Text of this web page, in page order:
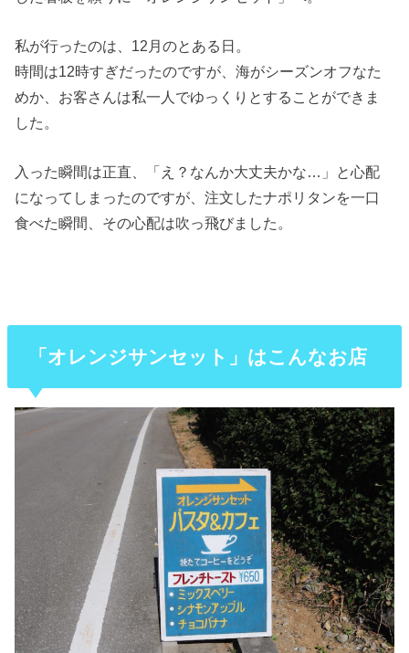
私が行ったのは、12月のとある日。
時間は12時すぎだったのですが、海がシーズンオフなた
めか、お客さんは私一人でゆっくりとすることができま
した。
入った瞬間は正直、「え？なんか大丈夫かな…」と心配
になってしまったのですが、注文したナポリタンを一口
食べた瞬間、その心配は吹っ飛びました。
「オレンジサンセット」はこんなお店